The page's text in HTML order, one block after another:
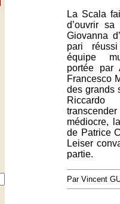
La Scala
d’ouvrir
Giovanna
pari
équipe
portée par
Francesco
des grands
Riccardo
médiocre,
de Patrice
Leiser
partie.
Par Vincent